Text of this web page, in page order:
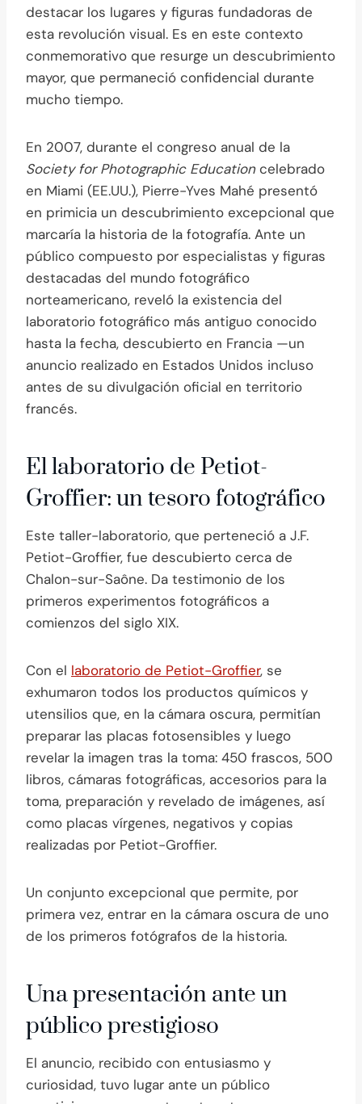
destacar los lugares y figuras fundadoras de
esta revolución visual. Es en este contexto
conmemorativo que resurge un descubrimiento
mayor, que permaneció confidencial durante
mucho tiempo.
En 2007, durante el congreso anual de la
Society for Photographic Educationcelebrado
en Miami (EE.UU.), Pierre-Yves Mahé presentó
en primicia un descubrimiento excepcional que
marcaría la historia de la fotografía. Ante un
público compuesto por especialistas y figuras
destacadas del mundo fotográfico
norteamericano, reveló la existencia del
laboratorio fotográfico más antiguo conocido
hasta la fecha, descubierto en Francia —un
anuncio realizado en Estados Unidos incluso
antes de su divulgación oficial en territorio
francés.
El laboratorio de Petiot-
Groffier: un tesoro fotográfico
Este taller-laboratorio, que perteneció a J.F.
Petiot-Groffier, fue descubierto cerca de
Chalon-sur-Saône. Da testimonio de los
primeros experimentos fotográficos a
comienzos del siglo XIX.
Con el laboratorio de Petiot-Groffier, se
exhumaron todos los productos químicos y
utensilios que, en la cámara oscura, permitían
preparar las placas fotosensibles y luego
revelar la imagen tras la toma: 450 frascos, 500
libros, cámaras fotográficas, accesorios para la
toma, preparación y revelado de imágenes, así
como placas vírgenes, negativos y copias
realizadas por Petiot-Groffier.
Un conjunto excepcional que permite, por
primera vez, entrar en la cámara oscura de uno
de los primeros fotógrafos de la historia.
Una presentación ante un
público prestigioso
El anuncio, recibido con entusiasmo y
curiosidad, tuvo lugar ante un público